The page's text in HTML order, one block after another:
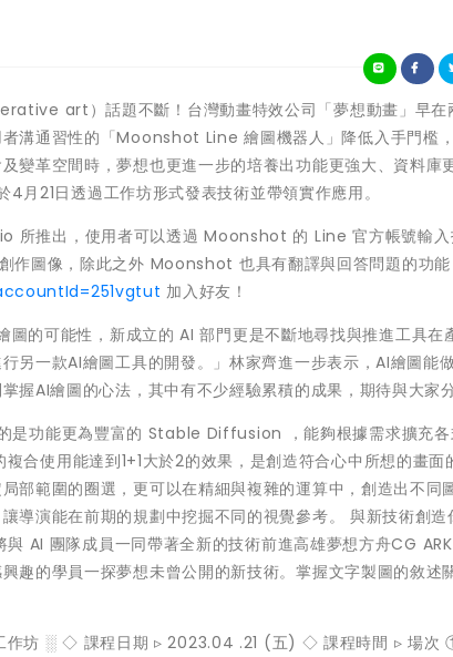
art）話題不斷！台灣動畫特效公司「夢想動畫」早在
溝通習性的「Moonshot Line 繪圖機器人」降低入手門檻
變革空間時，夢想也更進一步的培養出功能更強大、資料庫
月21日透過工作坊形式發表技術並帶領實作應用。
推出，使用者可以透過 Moonshot 的 Line 官方帳號輸入
圖像，除此之外 Moonshot 也具有翻譯與回答問題的功能
加入好友！
的可能性，新成立的 AI 部門更是不斷地尋找與推進工具在
另一款AI繪圖工具的開發。」林家齊進一步表示，AI繪圖能
握AI繪圖的心法，其中有不少經驗累積的成果，期待與大家分
是功能更為豐富的 Stable Diffusion ，能夠根據需求擴充各
使用能達到1+1大於2的效果，是創造符合心中所想的畫面
部範圍的圈選，更可以在精細與複雜的運算中，創造出不同
導演能在前期的規劃中挖掘不同的視覺參考。 與新技術創造
AI 團隊成員一同帶著全新的技術前進高雄夢想方舟CG
趣的學員一探夢想未曾公開的新技術。掌握文字製圖的敘述
作坊 ░ ◇ 課程日期 ▹ 2023.04 .21 (五) ◇ 課程時間 ▹ 場次